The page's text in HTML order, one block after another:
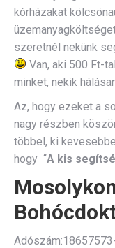
kórházakat
szeretnél nekünk
Van, aki 500 Ft-
minket, nekik
Az, hogy ezeket a
nagy részben
többel, ki
hogy “A kis